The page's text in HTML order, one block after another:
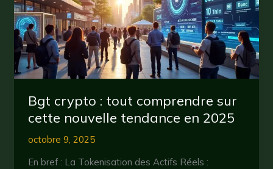
investisseurs
en
2025
?
Bgt crypto : tout comprendre sur
cette nouvelle tendance en 2025
octobre 9, 2025
En bref : La Tokenisation des Actifs Réels :